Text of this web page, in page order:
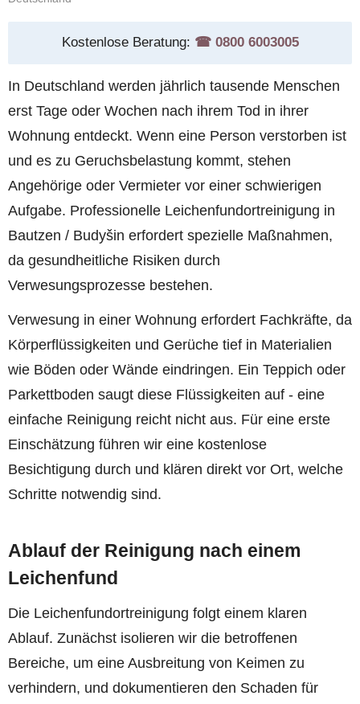
Kostenlose Beratung: ☎︎ 0800 6003005
In Deutschland werden jährlich tausende Menschen
erst Tage oder Wochen nach ihrem Tod in ihrer
Wohnung entdeckt. Wenn eine Person verstorben ist
und es zu Geruchsbelastung kommt, stehen
Angehörige oder Vermieter vor einer schwierigen
Aufgabe. Professionelle Leichenfundortreinigung in
Bautzen / Budyšin erfordert spezielle Maßnahmen,
da gesundheitliche Risiken durch
Verwesungsprozesse bestehen.
Verwesung in einer Wohnung erfordert Fachkräfte, da
Körperflüssigkeiten und Gerüche tief in Materialien
wie Böden oder Wände eindringen. Ein Teppich oder
Parkettboden saugt diese Flüssigkeiten auf - eine
einfache Reinigung reicht nicht aus. Für eine erste
Einschätzung führen wir eine kostenlose
Besichtigung durch und klären direkt vor Ort, welche
Schritte notwendig sind.
Ablauf der Reinigung nach einem
Leichenfund
Die Leichenfundortreinigung folgt einem klaren
Ablauf. Zunächst isolieren wir die betroffenen
Bereiche, um eine Ausbreitung von Keimen zu
verhindern, und dokumentieren den Schaden für